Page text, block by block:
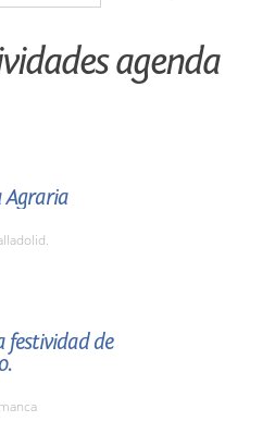
agenda
Agraria
festividad de